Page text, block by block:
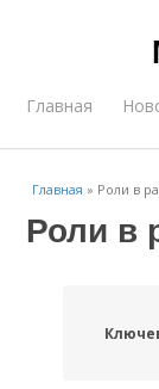
Главная
Главная » Роли в
Роли в